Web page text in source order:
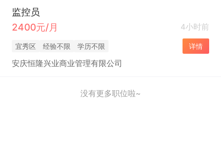
监控员
2400元/月
4小时前
宜秀区 经验不限 学历不限 详情
安庆恒隆兴业商业管理有限公司
没有更多职位啦~